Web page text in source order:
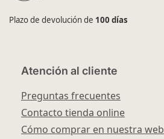
Plazo de devolución de 100 días
Atención al cliente
Preguntas frecuentes
Contacto tienda online
Cómo comprar en nuestra web